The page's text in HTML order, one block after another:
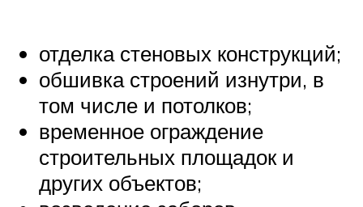
отделка стеновых конструкций;
обшивка строений изнутри, в
том числе и потолков;
временное ограждение
строительных площадок и
других объектов;